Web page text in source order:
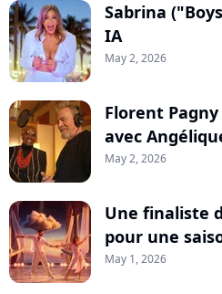
Sabrina
IA
May 2, 2026
Florent
avec
May 2, 2026
Une finaliste
pour une
May 1, 2026